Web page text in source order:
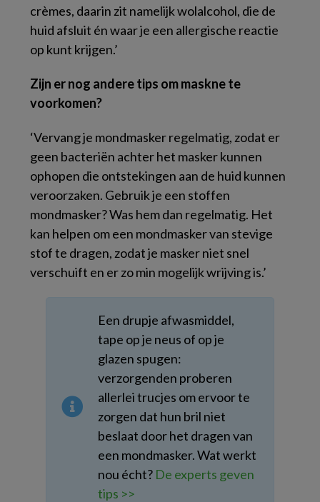
crèmes, daarin zit namelijk wolalcohol, die de
huid afsluit én waar je een allergische reactie
op kunt krijgen.’
Zijn er nog andere tips om maskne te
voorkomen?
‘Vervang je mondmasker regelmatig, zodat er
geen bacteriën achter het masker kunnen
ophopen die ontstekingen aan de huid kunnen
veroorzaken. Gebruik je een stoffen
mondmasker? Was hem dan regelmatig. Het
kan helpen om een mondmasker van stevige
stof te dragen, zodat je masker niet snel
verschuift en er zo min mogelijk wrijving is.’
Een drupje afwasmiddel,
tape op je neus of op je
glazen spugen:
verzorgenden proberen
allerlei trucjes om ervoor te
zorgen dat hun bril niet
beslaat door het dragen van
een mondmasker. Wat werkt
nou écht? De experts geven
tips >>